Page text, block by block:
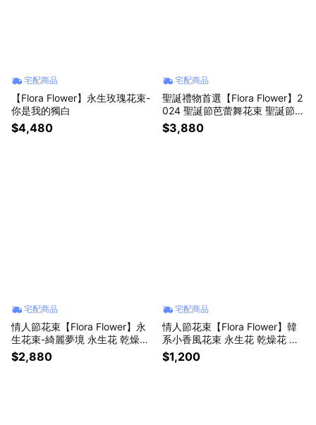
宅配商品
【Flora Flower】永生玫瑰花束-
你是我的獨白
$4,480
宅配商品
聖誕禮物首選【Flora Flower】2
024 聖誕節芭蕾舞花束 聖誕節
情人節 永生花 開幕 生日 禮物
$3,880
宅配商品
情人節花束【Flora Flower】永
生花束-綺麗夢境 永生花 乾燥花
生日 情人節 禮物
$2,880
宅配商品
情人節花束【Flora Flower】韓
系小香風花束 永生花 乾燥花 生
日 情人節 禮物
$1,200